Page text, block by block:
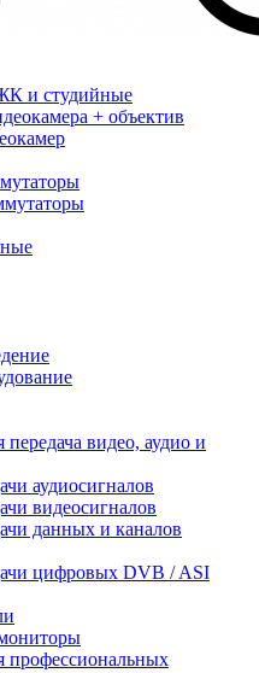
и студийные
+ объектив
видео, аудио и
аудиосигналов
видеосигналов
данных и каналов
цифровых DVB / ASI
профессиональных